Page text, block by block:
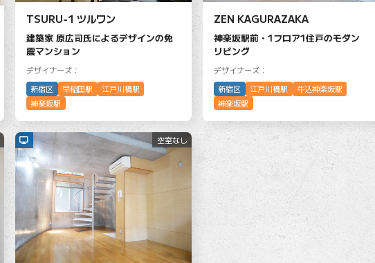
TSURU-1 ツルワン
建築家 原広司氏によるデザインの免
震マンション
デザイナーズ：
新宿区
早稲田駅
江戸川橋駅
神楽坂駅
ZEN KAGURAZAKA
神楽坂駅前・1フロア1住戸のモダン
リビング
デザイナーズ：
新宿区
江戸川橋駅
牛込神楽坂駅
神楽坂駅
空室なし